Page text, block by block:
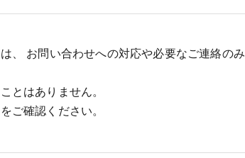
、 お問い合わせへの対応や必要なご連絡のみ
とはありません。
ご確認ください。